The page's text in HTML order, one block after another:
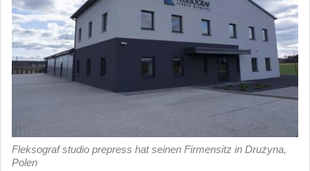
Fleksograf studio prepress hat seinen Firmensitz in Drużyna,
Polen